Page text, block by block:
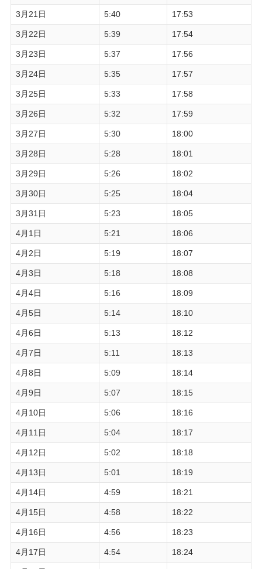
3月21日 5:40 17:53
3月22日 5:39 17:54
3月23日 5:37 17:56
3月24日 5:35 17:57
3月25日 5:33 17:58
3月26日 5:32 17:59
3月27日 5:30 18:00
3月28日 5:28 18:01
3月29日 5:26 18:02
3月30日 5:25 18:04
3月31日 5:23 18:05
4月1日 5:21 18:06
4月2日 5:19 18:07
4月3日 5:18 18:08
4月4日 5:16 18:09
4月5日 5:14 18:10
4月6日 5:13 18:12
4月7日 5:11 18:13
4月8日 5:09 18:14
4月9日 5:07 18:15
4月10日 5:06 18:16
4月11日 5:04 18:17
4月12日 5:02 18:18
4月13日 5:01 18:19
4月14日 4:59 18:21
4月15日 4:58 18:22
4月16日 4:56 18:23
4月17日 4:54 18:24